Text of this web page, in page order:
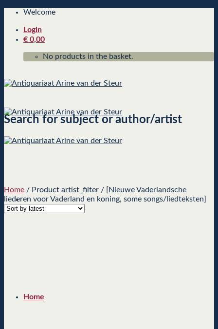
Skip
content
Welcome
Login
€ 0,00
No products in the basket.
Home
Search for subject or author/artist
Home / Product artist_filter / [Nieuwe Vaderlandsche
liederen voor Vaderland en koning, some songs/liedteksten]